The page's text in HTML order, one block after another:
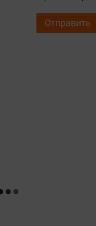
Отправить